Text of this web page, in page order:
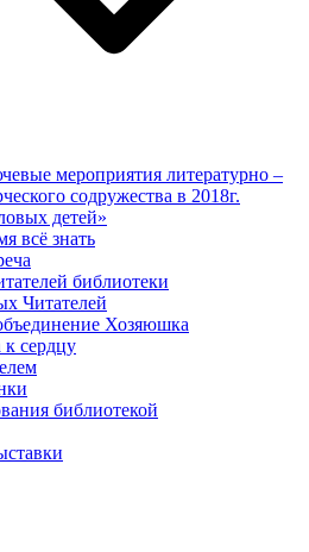
мероприятия литературно –
содружества в 2018г.
детей»
всё знать
библиотеки
Читателей
Хозяюшка
к сердцу
библиотекой